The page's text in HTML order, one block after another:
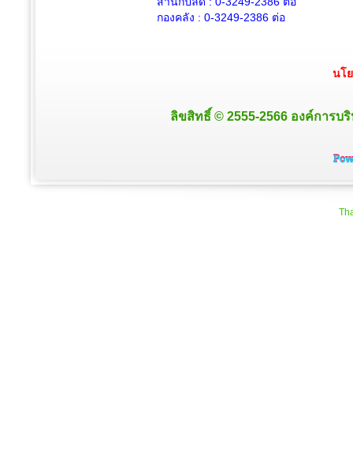
กองคลัง : 0-3249-2386 ต่อ
นโ
ลิขสิทธิ์ © 2555-2566 องค์การบ